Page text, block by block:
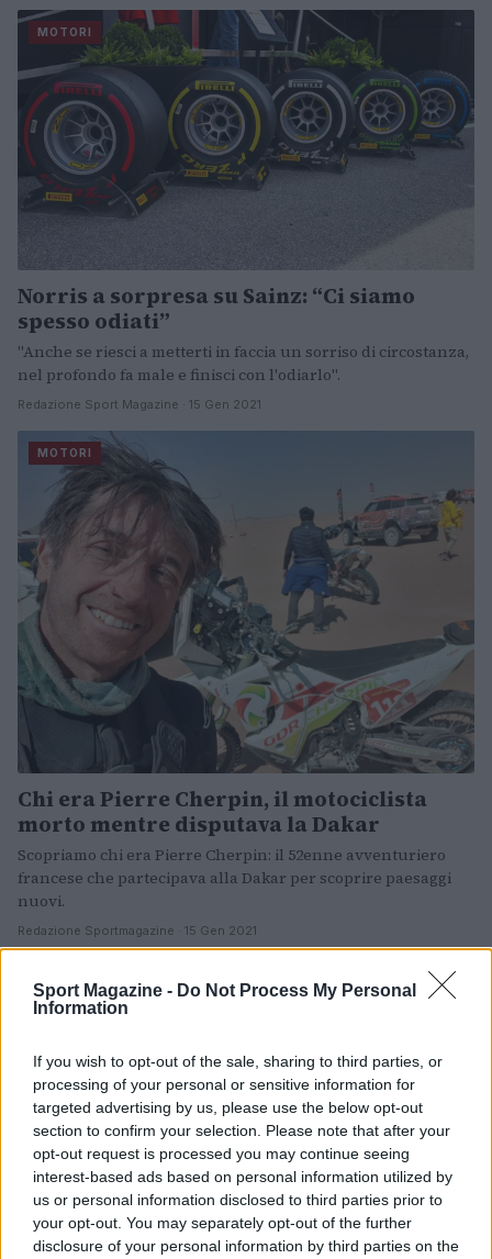
Sport Magazine - Do Not Process My Personal
Information
If you wish to opt-out of the sale, sharing to third parties, or
processing of your personal or sensitive information for
targeted advertising by us, please use the below opt-out
section to confirm your selection. Please note that after your
opt-out request is processed you may continue seeing
interest-based ads based on personal information utilized by
us or personal information disclosed to third parties prior to
your opt-out. You may separately opt-out of the further
disclosure of your personal information by third parties on the
MOTORI
Norris a sorpresa su Sainz: “Ci siamo
spesso odiati”
"Anche se riesci a metterti in faccia un sorriso di circostanza,
nel profondo fa male e finisci con l'odiarlo".
Redazione Sport Magazine · 15 Gen 2021
MOTORI
Chi era Pierre Cherpin, il motociclista
morto mentre disputava la Dakar
Scopriamo chi era Pierre Cherpin: il 52enne avventuriero
francese che partecipava alla Dakar per scoprire paesaggi
nuovi.
Redazione Sportmagazine · 15 Gen 2021
MotoGp, nuovi esami per Marc Marquez: le